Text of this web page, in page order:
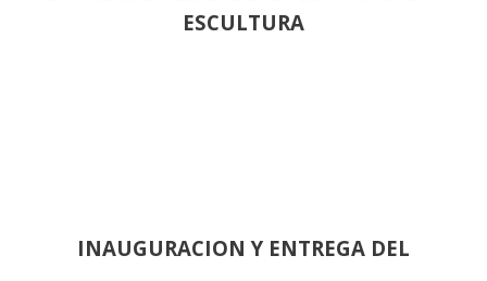
ESCULTURA
INAUGURACION Y ENTREGA DEL